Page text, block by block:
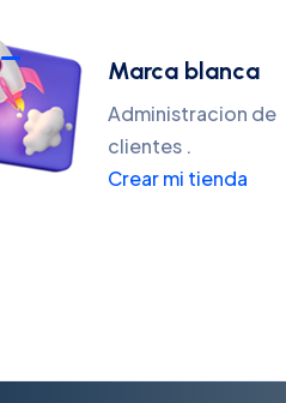
Marca blanca
Administracion de
clientes .
Crear mi tienda